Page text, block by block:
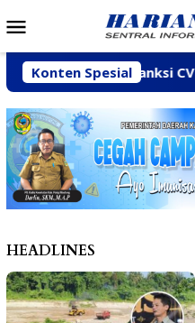
ke
Mobile
Konten Spesial
Tegaskan Sanksi CV
HEADLINES